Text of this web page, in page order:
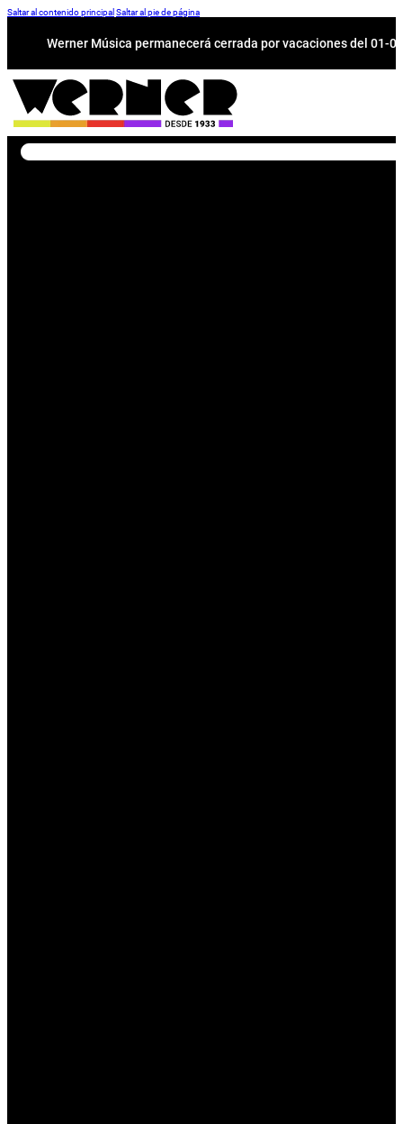
Saltar al contenido principal Saltar al pie de página
Werner Música permanecerá cerrada por vacaciones del 01-
Buscar